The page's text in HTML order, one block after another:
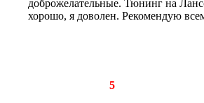
доброжелательные. Тюнинг на
хорошо, я доволен. Рекомендую
5